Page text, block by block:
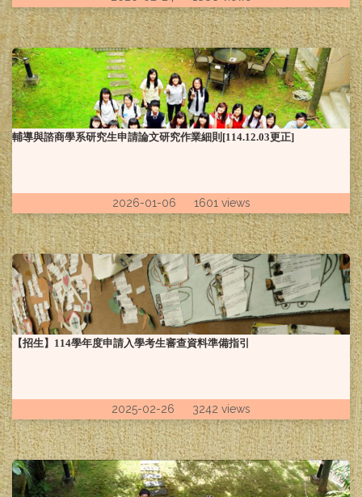
輔導與諮商學系研究生申請論文研究作業細則[114.12.03更正]
2026-01-06 1601 views
【招生】114學年度申請入學考生審查資料準備指引
2025-02-26 3242 views